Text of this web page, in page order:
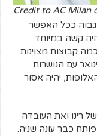
Credit to AC Milan
גבוה ככל האפשר
קשה במיוחד
קבוצות מצוינות
עם הנושרות
יהיה אסור
רינו ואת העובדה
כבר עונה שניה.